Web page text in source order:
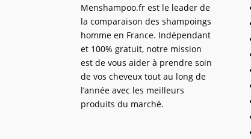
Menshampoo.fr est le leader de
la comparaison des shampoings
homme en France. Indépendant
et 100% gratuit, notre mission
est de vous aider à prendre soin
de vos cheveux tout au long de
l’année avec les meilleurs
produits du marché.